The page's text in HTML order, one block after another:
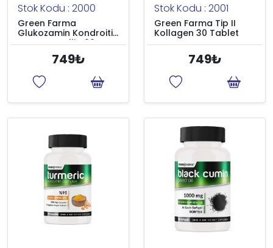
Stok Kodu : 2000
Green Farma
Glukozamin Kondroitin
MSM Boswellia 60
749₺
Stok Kodu : 2001
Green Farma Tip II
Kollagen 30 Tablet
749₺